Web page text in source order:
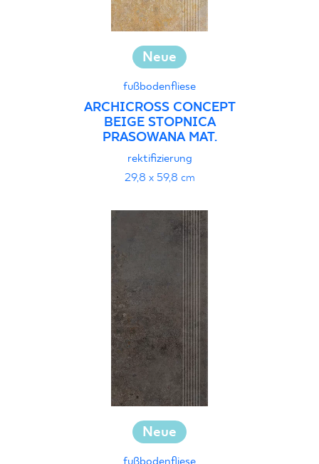
Neue
fußbodenfliese
ARCHICROSS CONCEPT
BEIGE STOPNICA
PRASOWANA MAT.
rektifizierung
29,8 x 59,8 cm
Neue